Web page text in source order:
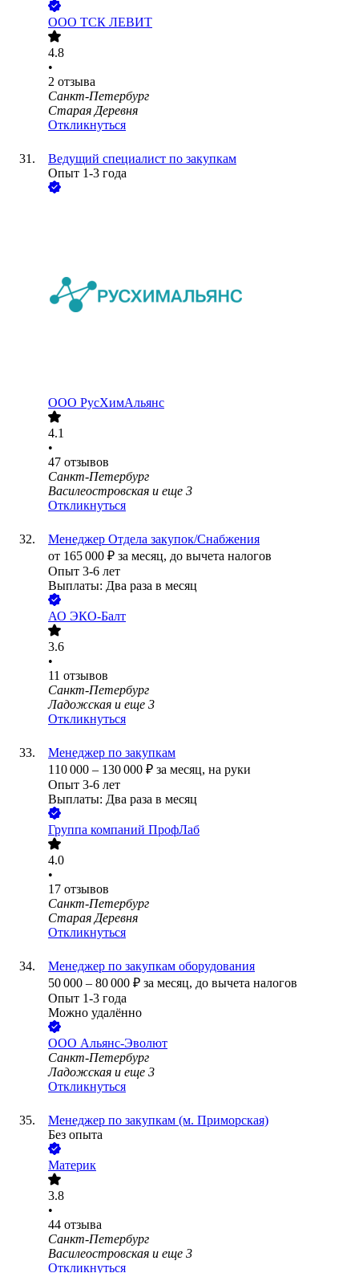
ООО ТСК ЛЕВИТ
4.8
•
2 отзыва
Санкт-Петербург
Старая Деревня
Откликнуться
Ведущий специалист по закупкам
Опыт 1-3 года
ООО РусХимАльянс
4.1
•
47 отзывов
Санкт-Петербург
Василеостровская и еще 3
Откликнуться
Менеджер Отдела закупок/Снабжения
от 165 000 ₽ за месяц, до вычета налогов
Опыт 3-6 лет
Выплаты: Два раза в месяц
АО ЭКО-Балт
3.6
•
11 отзывов
Санкт-Петербург
Ладожская и еще 3
Откликнуться
Менеджер по закупкам
110 000 – 130 000 ₽ за месяц, на руки
Опыт 3-6 лет
Выплаты: Два раза в месяц
Группа компаний ПрофЛаб
4.0
•
17 отзывов
Санкт-Петербург
Старая Деревня
Откликнуться
Менеджер по закупкам оборудования
50 000 – 80 000 ₽ за месяц, до вычета налогов
Опыт 1-3 года
Можно удалённо
ООО Альянс-Эволют
Санкт-Петербург
Ладожская и еще 3
Откликнуться
Менеджер по закупкам (м. Приморская)
Без опыта
Материк
3.8
•
44 отзыва
Санкт-Петербург
Василеостровская и еще 3
Откликнуться